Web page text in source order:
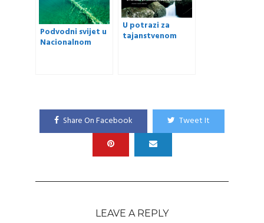
Podvodni svijet u
Nacionalnom
U potrazi za
tajanstvenom
Share On Facebook Tweet It
LEAVE A REPLY